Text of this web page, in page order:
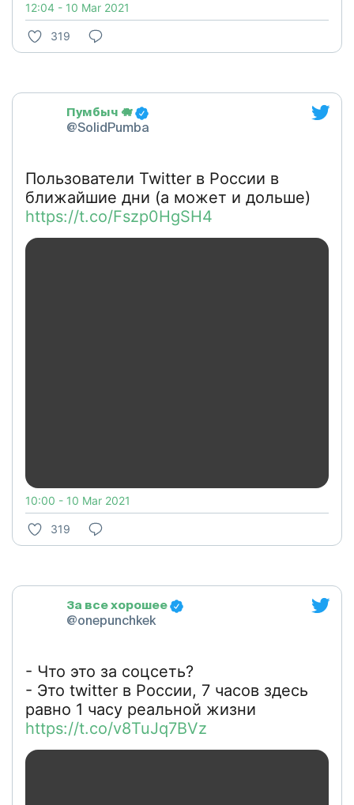
12:04 - 10 Mar 2021
319
Пумбыч 🐗
@SolidPumba
Пользователи Twitter в России в
ближайшие дни (а может и дольше)
https://t.co/Fszp0HgSH4
10:00 - 10 Mar 2021
319
За все хорошее
@onepunchkek
- Что это за соцсеть?
- Это twitter в России, 7 часов здесь
равно 1 часу реальной жизни
https://t.co/v8TuJq7BVz